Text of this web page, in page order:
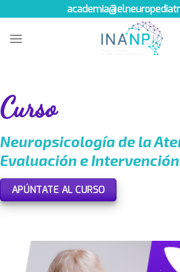
to
content
Curso
Neuropsicología de la
Evaluación e Intervención
APÚNTATE AL CURSO